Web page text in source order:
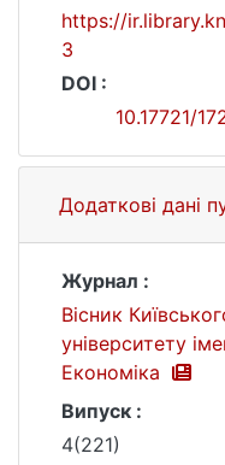
https://
3
DOI :
10.17721/
Додаткові дані
Журнал :
Вісник
університету
Економіка
Випуск :
4(221)